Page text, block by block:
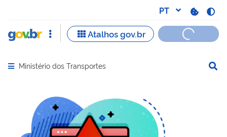
Abrir menu principal de navegação
Ministério dos Transportes